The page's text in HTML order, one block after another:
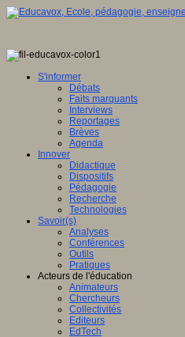
S'informer
Débats
Faits marquants
Interviews
Reportages
Brèves
Agenda
Innover
Didactique
Dispositifs
Pédagogie
Recherche
Technologies
Savoir(s)
Analyses
Conférences
Outils
Pratiques
Acteurs de l'éducation
Animateurs
Chercheurs
Collectivités
Editeurs
EdTech